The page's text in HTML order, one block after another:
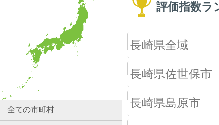
全ての市町村
評価指数ラ
長崎県全域
長崎県佐世保市
長崎県島原市